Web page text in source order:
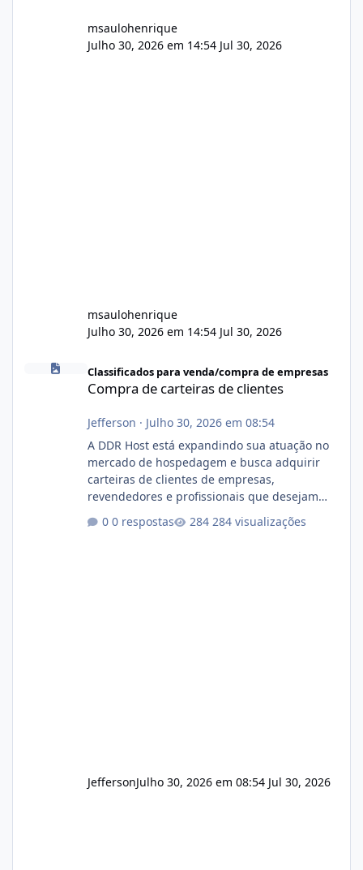
msaulohenrique
Julho 30, 2026 em 14:54 Jul 30, 2026
msaulohenrique
Julho 30, 2026 em 14:54 Jul 30, 2026
Compra de carteiras de clientes
Classificados para venda/compra de empresas
Compra de carteiras de clientes
Jefferson · Julho 30, 2026 em 08:54
A DDR Host está expandindo sua atuação no
mercado de hospedagem e busca adquirir
carteiras de clientes de empresas,
revendedores e profissionais que desejam
encerrar suas atividades ou reduzir sua
operação. Se você possui clientes ativos de
0 respostas 284 visualizações
JeffersonJulho 30, 2026 em 08:54 Jul 30, 2026